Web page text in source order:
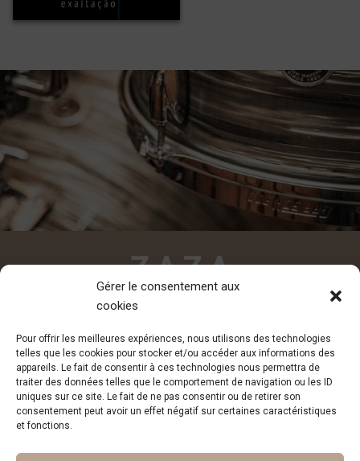
Gérer le consentement aux
cookies
Pour offrir les meilleures expériences, nous utilisons des technologies
telles que les cookies pour stocker et/ou accéder aux informations des
appareils. Le fait de consentir à ces technologies nous permettra de
traiter des données telles que le comportement de navigation ou les ID
uniques sur ce site. Le fait de ne pas consentir ou de retirer son
consentement peut avoir un effet négatif sur certaines caractéristiques
et fonctions.
contact@zazadesiderio.com